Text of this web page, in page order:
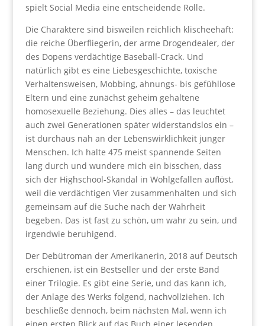
spielt Social Media eine entscheidende Rolle.
Die Charaktere sind bisweilen reichlich klischeehaft:
die reiche Überfliegerin, der arme Drogendealer, der
des Dopens verdächtige Baseball-Crack. Und
natürlich gibt es eine Liebesgeschichte, toxische
Verhaltensweisen, Mobbing, ahnungs- bis gefühllose
Eltern und eine zunächst geheim gehaltene
homosexuelle Beziehung. Dies alles – das leuchtet
auch zwei Generationen später widerstandslos ein –
ist durchaus nah an der Lebenswirklichkeit junger
Menschen. Ich halte 475 meist spannende Seiten
lang durch und wundere mich ein bisschen, dass
sich der Highschool-Skandal in Wohlgefallen auflöst,
weil die verdächtigen Vier zusammenhalten und sich
gemeinsam auf die Suche nach der Wahrheit
begeben. Das ist fast zu schön, um wahr zu sein, und
irgendwie beruhigend.
Der Debütroman der Amerikanerin, 2018 auf Deutsch
erschienen, ist ein Bestseller und der erste Band
einer Trilogie. Es gibt eine Serie, und das kann ich,
der Anlage des Werks folgend, nachvollziehen. Ich
beschließe dennoch, beim nächsten Mal, wenn ich